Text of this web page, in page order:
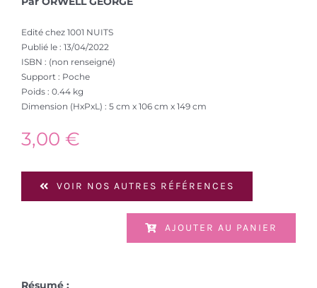
Edité chez 1001 NUITS
Publié le : 13/04/2022
ISBN : (non renseigné)
Support : Poche
Poids : 0.44 kg
Dimension (HxPxL) : 5 cm x 106 cm x 149 cm
3,00 €
VOIR NOS AUTRES RÉFÉRENCES
AJOUTER AU PANIER
Résumé :